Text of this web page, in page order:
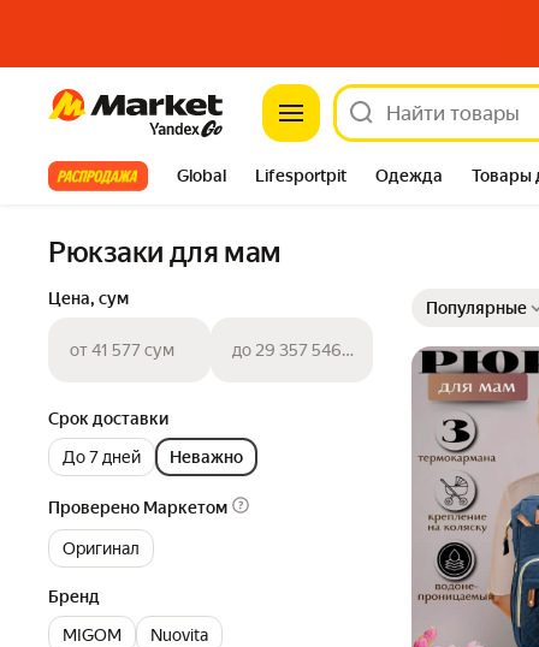
Market
Все хиты Global Lifesportpit Одежда Товары
Рюкзаки для мам
Цена, сум
от 41 577 сум до 29 357 546 сум
Срок доставки
До 7 дней
Неважно
Проверено Маркетом
Оригинал
Бренд
MIGOM
Nuovita
Популярные